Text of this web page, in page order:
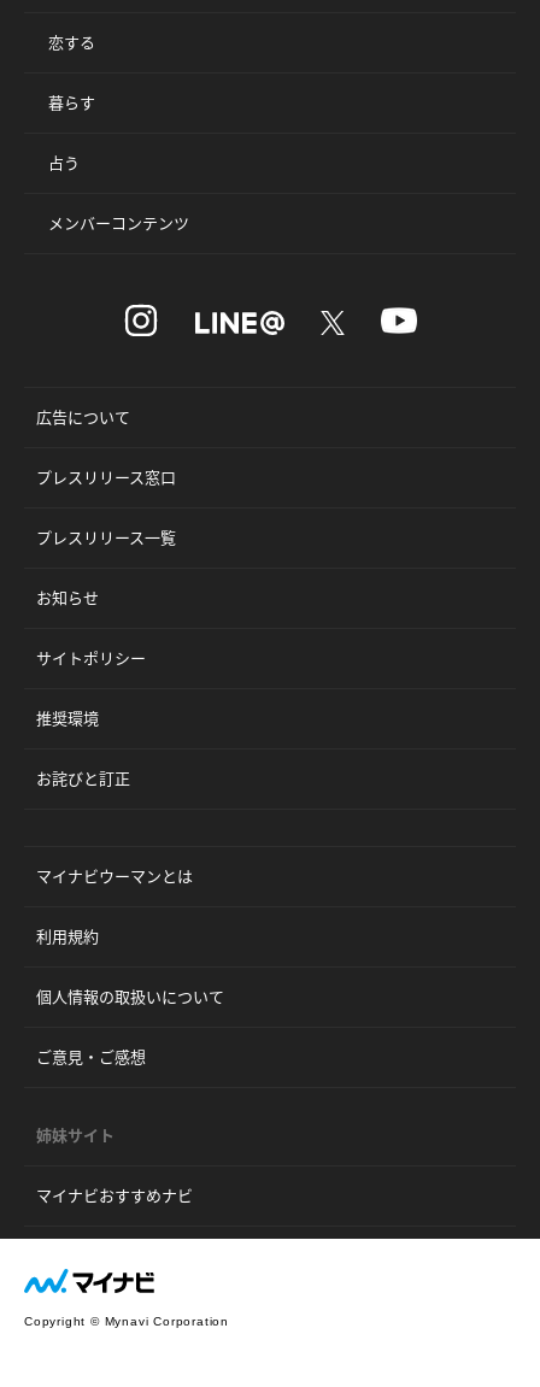
恋する
暮らす
占う
メンバーコンテンツ
広告について
プレスリリース窓口
プレスリリース一覧
お知らせ
サイトポリシー
推奨環境
お詫びと訂正
マイナビウーマンとは
利用規約
個人情報の取扱いについて
ご意見・ご感想
姉妹サイト
マイナビおすすめナビ
Copyright © Mynavi Corporation